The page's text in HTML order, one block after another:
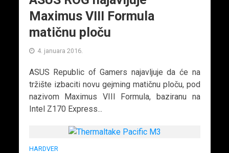
Maximus VIII Formula
matičnu ploču
4. januara 2016.
ASUS Republic of Gamers najavljuje da će na
tržište izbaciti novu gejming matičnu ploču, pod
nazivom Maximus VIII Formula, baziranu na
Intel Z170 Express...
HARDVER